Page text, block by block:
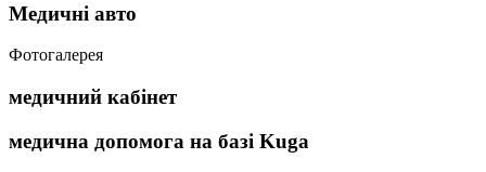
Медичні авто
Фотогалерея
медичний кабінет
медична допомога на базі Kuga